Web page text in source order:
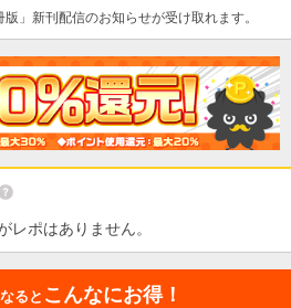
」新刊配信のお知らせが受け取れます。
レポはありません。
ると こんなにお得！